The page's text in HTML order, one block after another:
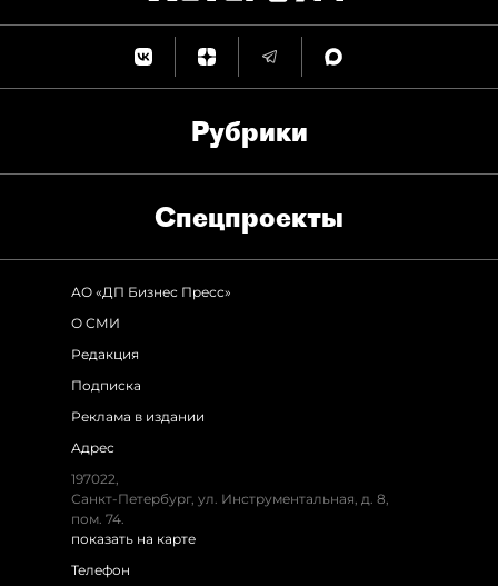
Рубрики
Спец­проекты
АО «ДП Бизнес Пресс»
О СМИ
Редакция
Подписка
Реклама в издании
Адрес
197022,
Санкт-Петербург, ул. Инструментальная, д. 8,
пом. 74.
показать на карте
Телефон